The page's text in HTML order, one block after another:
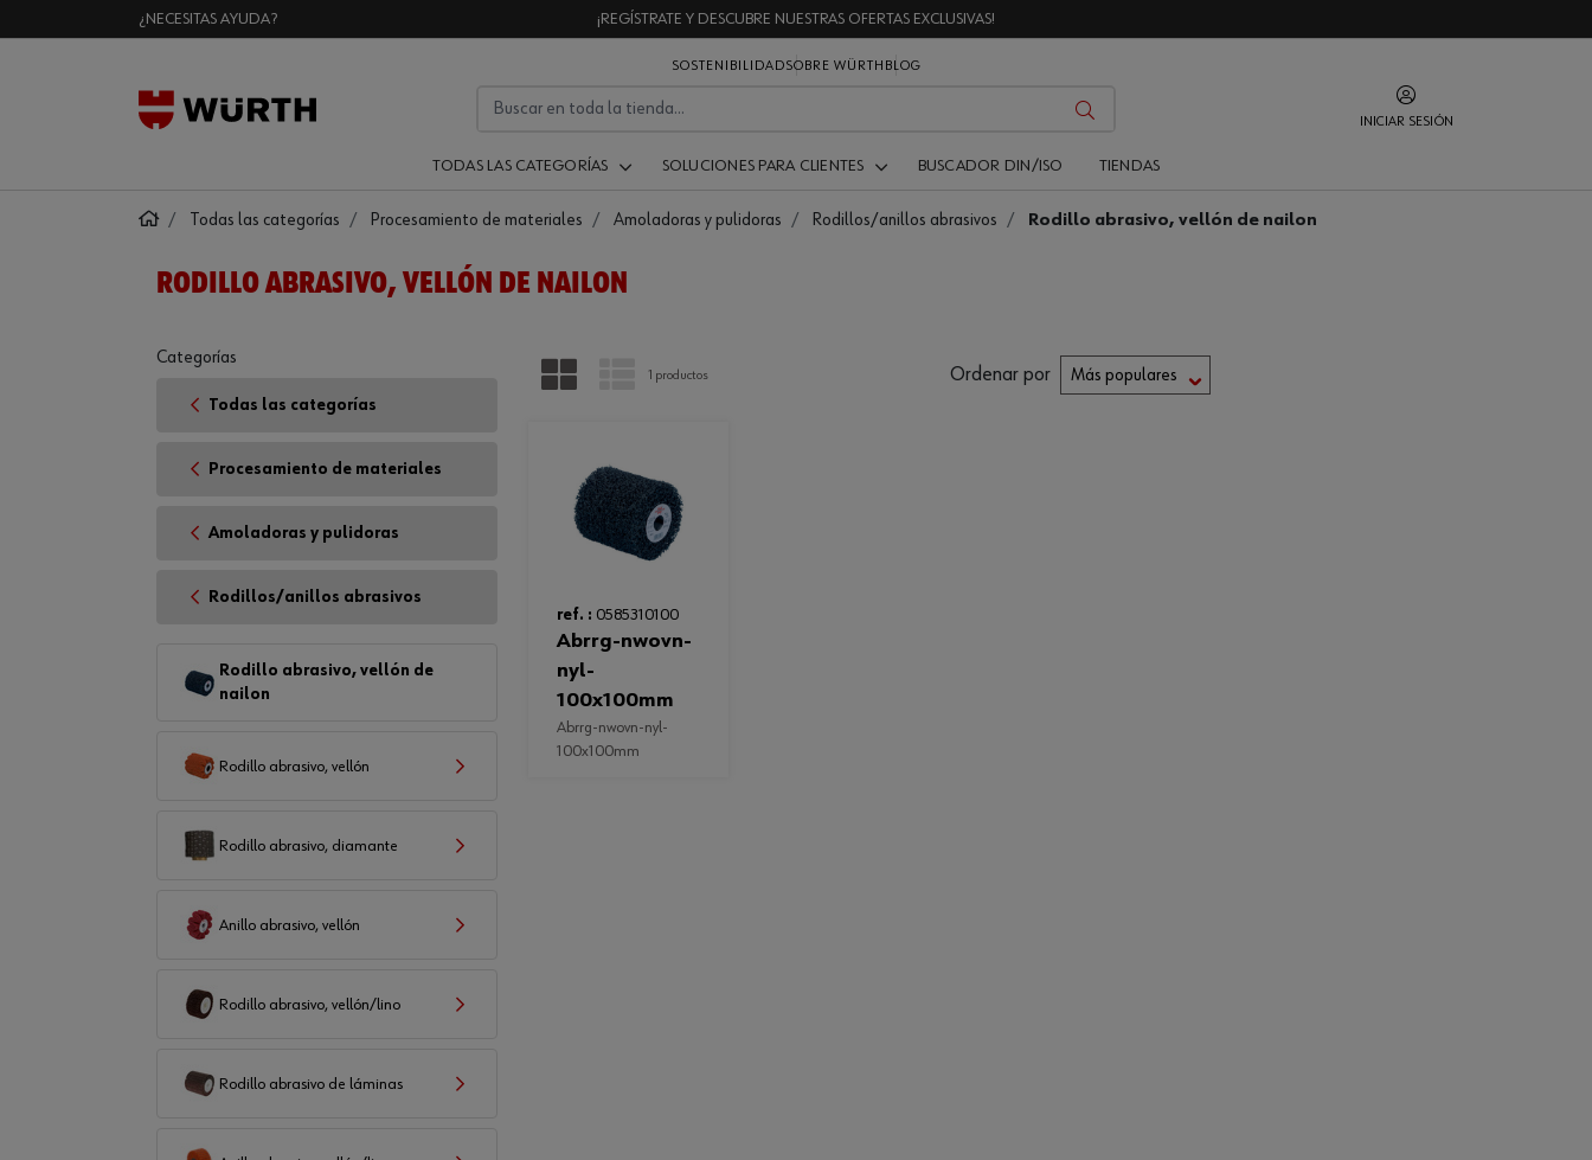
¿NECESITAS AYUDA? ¡REGÍSTRATE Y DESCUBRE NUESTRAS OFERTAS EXCLUSIVAS!
SOSTENIBILIDADSOBRE WÜRTH BLOG
INICIAR SESIÓN
TODAS LAS CATEGORÍAS SOLUCIONES PARA CLIENTES BUSCADOR DIN/ISO TIENDAS
Todas las categorías Procesamiento de materiales Amoladoras y pulidoras Rodillos/anillos abrasivos Rodillo abrasivo, vellón de nailon
RODILLO ABRASIVO, VELLÓN DE NAILON
PARRILLA LISTA
1 productos Ordenar por
ref. : 0585310100
abrrg-nwovn-
nyl-
100x100mm
abrrg-nwovn-nyl-
100x100mm
Categorías
Todas las categorías
Procesamiento de materiales
Amoladoras y pulidoras
Rodillos/anillos abrasivos
Rodillo abrasivo, vellón de
nailon
Rodillo abrasivo, vellón
Rodillo abrasivo, diamante
Anillo abrasivo, vellón
Rodillo abrasivo, vellón/lino
Rodillo abrasivo de láminas